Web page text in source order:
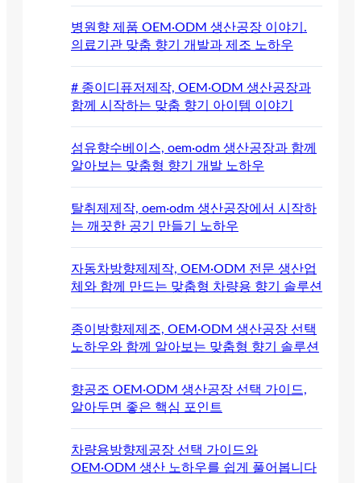
병원향 제품 OEM·ODM 생산공장 이야기.
의료기관 맞춤 향기 개발과 제조 노하우
# 종이디퓨저제작, OEM·ODM 생산공장과
함께 시작하는 맞춤 향기 아이템 이야기
섬유향수베이스, oem·odm 생산공장과 함께
알아보는 맞춤형 향기 개발 노하우
탈취제제작, oem·odm 생산공장에서 시작하
는 깨끗한 공기 만들기 노하우
자동차방향제제작, OEM·ODM 전문 생산업
체와 함께 만드는 맞춤형 차량용 향기 솔루션
종이방향제제조, OEM·ODM 생산공장 선택
노하우와 함께 알아보는 맞춤형 향기 솔루션
향공조 OEM·ODM 생산공장 선택 가이드,
알아두면 좋은 핵심 포인트
차량용방향제공장 선택 가이드와
OEM·ODM 생산 노하우를 쉽게 풀어봅니다